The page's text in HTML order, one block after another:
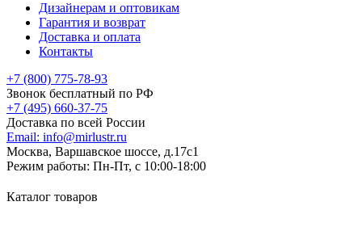
Дизайнерам и оптовикам
Гарантия и возврат
Доставка и оплата
Контакты
+7 (800) 775-78-93
Звонок бесплатный по РФ
+7 (495) 660-37-75
Доставка по всей России
Email: info@mirlustr.ru
Москва, Варшавское шоссе, д.17c1
Режим работы: Пн-Пт, с 10:00-18:00
Каталог товаров